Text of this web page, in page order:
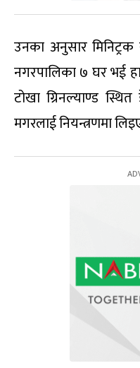
उनका अनुसार
नगरपालिका ७ घर भई
टोखा ग्रिनल्याण्ड
मगरलाई नियन्त्रणमा